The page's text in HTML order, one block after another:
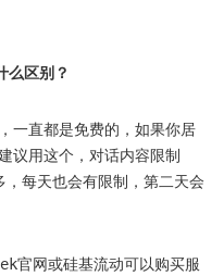
区别？
直都是免费的，如果你居
议用这个，对话内容限制
每天也会有限制，第二天会
官网或硅基流动可以购买服